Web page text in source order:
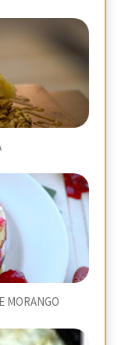
MORANGO